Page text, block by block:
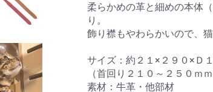
柔らかめの革と細めの本体
り。
飾り襟もやわらかいので、
サイズ：約２１×２９０×Ｄ
（首回り２１０～２５０ｍ
素材：牛革・他部材